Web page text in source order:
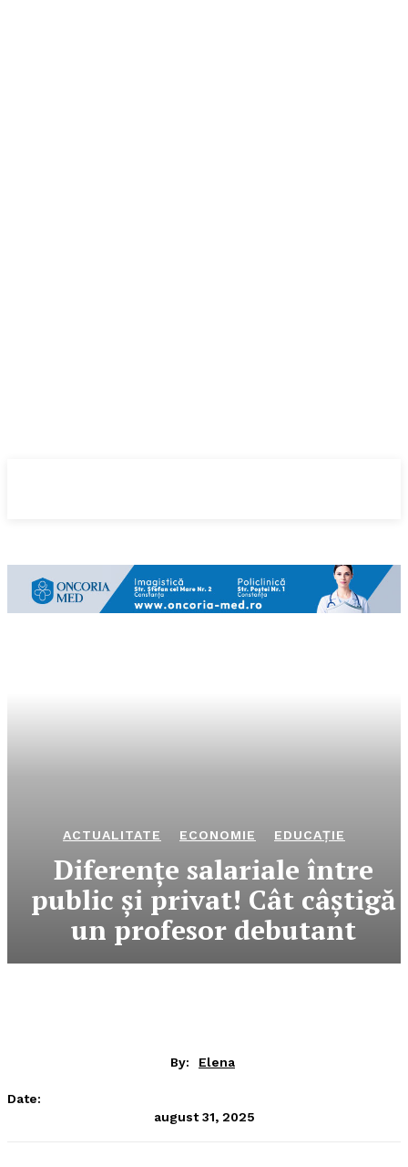
ACTUALITATE ECONOMIE EDUCAȚIE
Diferențe salariale între
public și privat! Cât câștigă
un profesor debutant
By: Elena
Date:
august 31, 2025